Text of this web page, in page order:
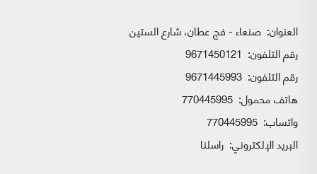
العنوان: صنعاء - فج عطان، شارع الستين
رقم التلفون: 9671450121
رقم التلفون: 9671445993
هاتف محمول: 770445995
واتساب:
البريد الإلكتروني: راسلنا